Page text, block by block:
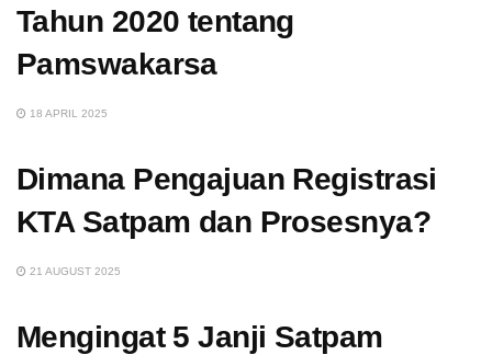
Tahun 2020 tentang
Pamswakarsa
18 APRIL 2025
Dimana Pengajuan Registrasi
KTA Satpam dan Prosesnya?
21 AUGUST 2025
Mengingat 5 Janji Satpam